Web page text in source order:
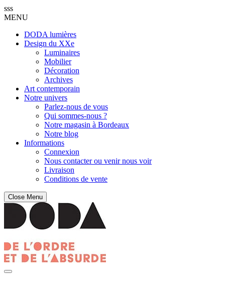
sss
MENU
DODA lumières
Design du XXe
Luminaires
Mobilier
Décoration
Archives
Art contemporain
Notre univers
Parlez-nous de vous
Qui sommes-nous ?
Notre magasin à Bordeaux
Notre blog
Informations
Connexion
Nous contacter ou venir nous voir
Livraison
Conditions de vente
Close Menu